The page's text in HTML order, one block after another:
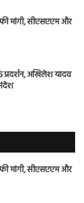
मांगी, सीएसएएम और
प्रदर्शन, अखिलेश यादव
मांगी, सीएसएएम और